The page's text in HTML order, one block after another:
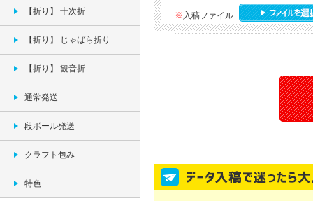
【折り】 十次折
【折り】 じゃばら折り
【折り】 観音折
通常発送
段ボール発送
クラフト包み
特色
※ 入稿ファイル